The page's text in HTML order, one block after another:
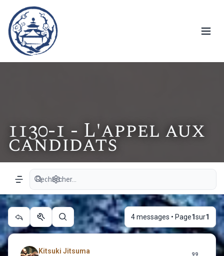
1130-1 - L'appel aux
candidats
Navigation menu
Recherche avancée
Outils du sujet
Rechercher
4 messages • Page1sur1
Kitsuki Jitsuma